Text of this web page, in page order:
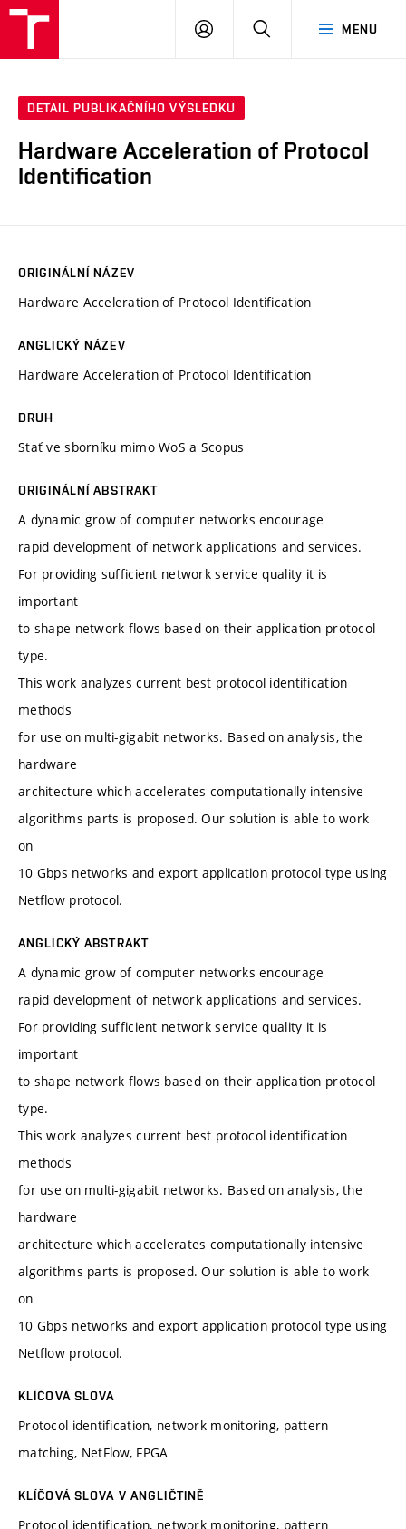
MENU
PŘIHLÁSIT
DETAIL PUBLIKAČNÍHO VÝSLEDKU
Hardware Acceleration of Protocol
Identification
ORIGINÁLNÍ NÁZEV
Hardware Acceleration of Protocol Identification
ANGLICKÝ NÁZEV
Hardware Acceleration of Protocol Identification
DRUH
Stať ve sborníku mimo WoS a Scopus
ORIGINÁLNÍ ABSTRAKT
A dynamic grow of computer networks encourage
rapid development of network applications and services.
For providing sufficient network service quality it is
important
to shape network flows based on their application protocol
type.
This work analyzes current best protocol identification
methods
for use on multi-gigabit networks. Based on analysis, the
hardware
architecture which accelerates computationally intensive
algorithms parts is proposed. Our solution is able to work
on
10 Gbps networks and export application protocol type using
Netflow protocol.
ANGLICKÝ ABSTRAKT
A dynamic grow of computer networks encourage
rapid development of network applications and services.
For providing sufficient network service quality it is
important
to shape network flows based on their application protocol
type.
This work analyzes current best protocol identification
methods
for use on multi-gigabit networks. Based on analysis, the
hardware
architecture which accelerates computationally intensive
algorithms parts is proposed. Our solution is able to work
on
10 Gbps networks and export application protocol type using
Netflow protocol.
KLÍČOVÁ SLOVA
Protocol identification, network monitoring, pattern
matching, NetFlow, FPGA
KLÍČOVÁ SLOVA V ANGLIČTINĚ
Protocol identification, network monitoring, pattern